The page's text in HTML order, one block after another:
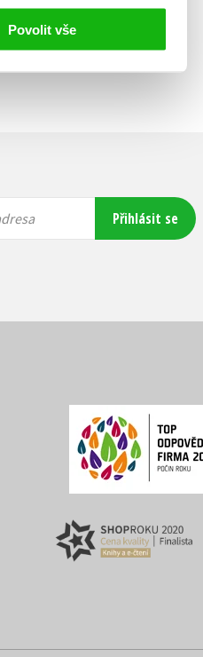
Povolit vše
Přihlásit se